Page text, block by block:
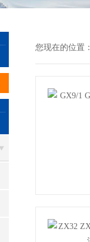
您现在的位置：